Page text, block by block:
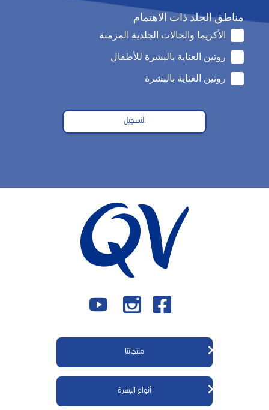
مناطق الجلد ذات الاهتمام
الأكزيما والحالات الجلدية المزمنة
روتين العناية بالبشرة للأطفال
روتين العناية بالبشرة
التسجيل
منتجاتنا
منتجات كيوڤي للجسم
منتجات كيوڤي للوجه
أنواع البشرة